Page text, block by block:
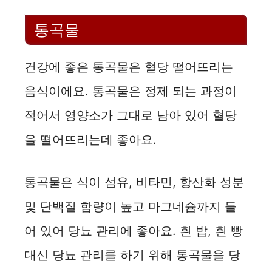
통곡물
건강에 좋은 통곡물은 혈당 떨어뜨리는
음식이에요. 통곡물은 정제 되는 과정이
적어서 영양소가 그대로 남아 있어 혈당
을 떨어뜨리는데 좋아요.
통곡물은 식이 섬유, 비타민, 항산화 성분
및 단백질 함량이 높고 마그네슘까지 들
어 있어 당뇨 관리에 좋아요. 흰 밥, 흰 빵
대신 당뇨 관리를 하기 위해 통곡물을 당